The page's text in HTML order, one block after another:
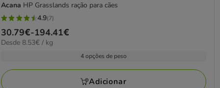
Acana HP Grasslands ração para cães
4.9
estrelas
com
avaliações
4.9(7)
Preço
de
194.41€
30.79€-194.41€
8.53€
Desde 8.53€ / kg
4 opções de peso
Adicionar